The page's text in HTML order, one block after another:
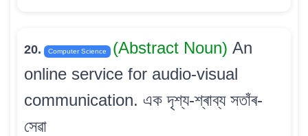
20. Computer Science (Abstract Noun) An
online service for audio-visual
communication. এক দৃশ্য-শ্ৰাব্য সতাঁৰ-
সেৱা